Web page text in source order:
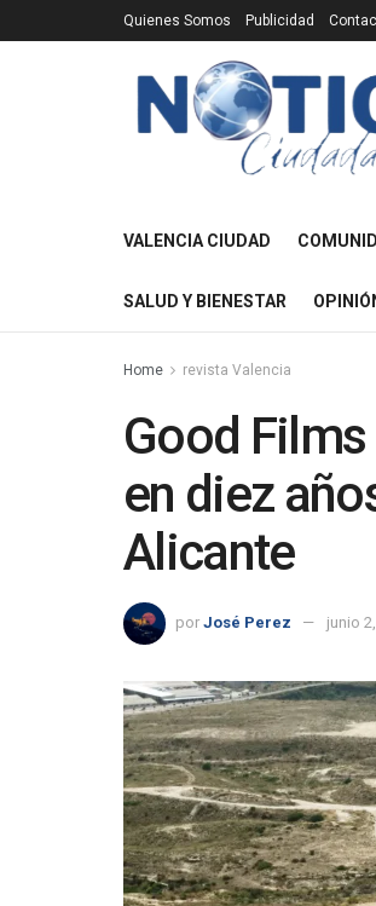
Quienes Somos Publicidad
VALENCIA CIUDAD
SALUD Y BIENESTAR
Home revista Valencia
Good
en diez
Alicante
por José Perez junio